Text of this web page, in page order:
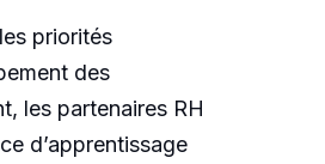
priorités
des
les partenaires RH
d’apprentissage